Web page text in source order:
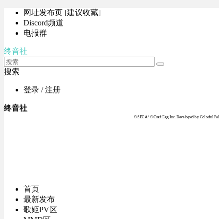
网址发布页 [建议收藏]
Discord频道
电报群
终音社
搜索
登录 / 注册
终音社
© SEGA / © Craft Egg Inc. Developed by Colorful
首页
最新发布
歌姬PV区